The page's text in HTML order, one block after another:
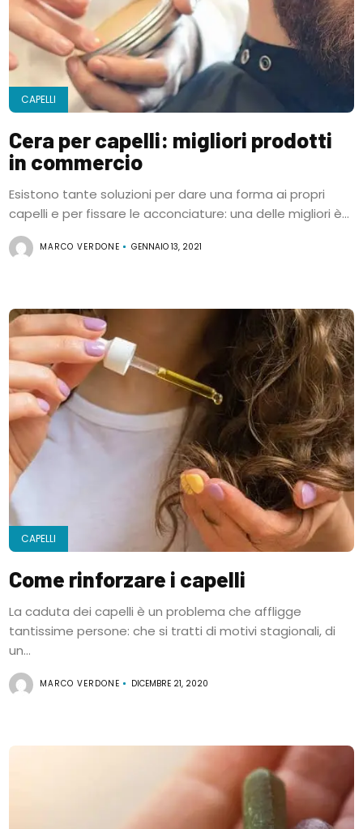
CAPELLI
Cera per capelli: migliori prodotti
in commercio
Esistono tante soluzioni per dare una forma ai propri
capelli e per fissare le acconciature: una delle migliori è...
MARCO VERDONE GENNAIO 13, 2021
CAPELLI
Come rinforzare i capelli
La caduta dei capelli è un problema che affligge
tantissime persone: che si tratti di motivi stagionali, di
un...
MARCO VERDONE DICEMBRE 21, 2020